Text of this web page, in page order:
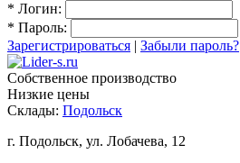
* Логин:
* Пароль:
Зарегистрироваться | Забыли пароль?
Собственное производство
Низкие цены
Склады: Подольск
г. Подольск, ул. Лобачева, 12